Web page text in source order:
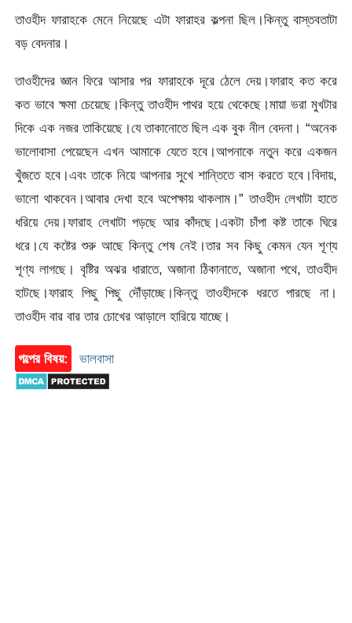
তাওহীদ ফারাহকে মেনে নিয়েছে এটা ফারাহর কল্পনা ছিল।কিন্তু বাস্তবতাটা
বড় বেদনার।
তাওহীদের জ্ঞান ফিরে আসার পর ফারাহকে দূরে ঠেলে দেয়।ফারাহ কত করে
কত ভাবে ক্ষমা চেয়েছে।কিন্তু তাওহীদ পাথর হয়ে থেকেছে।মায়া ভরা মুখটার
দিকে এক নজর তাকিয়েছে।যে তাকানোতে ছিল এক বুক নীল বেদনা। “অনেক
ভালোবাসা পেয়েছেন এখন আমাকে যেতে হবে।আপনাকে নতুন করে একজন
খুঁজতে হবে।এবং তাকে নিয়ে আপনার সুখে শান্তিতে বাস করতে হবে।বিদায়,
ভালো থাকবেন।আবার দেখা হবে অপেক্ষায় থাকলাম।” তাওহীদ লেখাটা হাতে
ধরিয়ে দেয়।ফারাহ লেখাটা পড়ছে আর কাঁদছে।একটা চাঁপা কষ্ট তাকে ঘিরে
ধরে।যে কষ্টের শুরু আছে কিন্তু শেষ নেই।তার সব কিছু কেমন যেন শূণ্য
শূণ্য লাগছে। বৃষ্টির অঝর ধারাতে, অজানা ঠিকানাতে, অজানা পথে, তাওহীদ
হাটছে।ফারাহ পিছু পিছু দৌঁড়াচ্ছে।কিন্তু তাওহীদকে ধরতে পারছে না।
তাওহীদ বার বার তার চোখের আড়ালে হারিয়ে যাচ্ছে।
গল্পের বিষয়: ভালবাসা